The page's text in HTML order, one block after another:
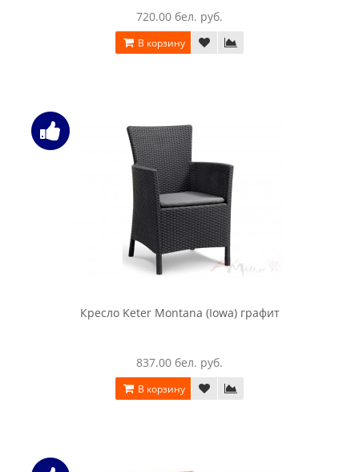
1620.00 бел. руб.
В корзину
Комплект мебели Keter Jazz set капучино
7290.00 бел. руб.
В корзину